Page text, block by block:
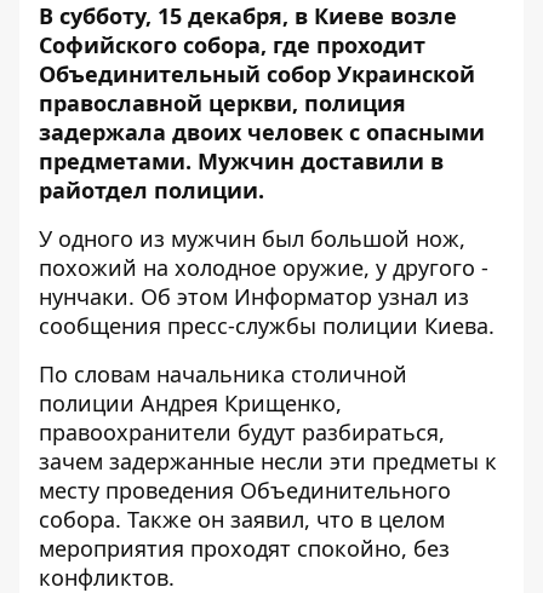
В субботу, 15 декабря, в Киеве возле
Софийского собора, где проходит
Объединительный собор Украинской
православной церкви, полиция
задержала двоих человек с опасными
предметами. Мужчин доставили в
райотдел полиции.
У одного из мужчин был большой нож,
похожий на холодное оружие, у другого -
нунчаки. Об этом Информатор узнал из
сообщения пресс-службы полиции Киева.
По словам начальника столичной
полиции Андрея Крищенко,
правоохранители будут разбираться,
зачем задержанные несли эти предметы к
месту проведения Объединительного
собора. Также он заявил, что в целом
мероприятия проходят спокойно, без
конфликтов.